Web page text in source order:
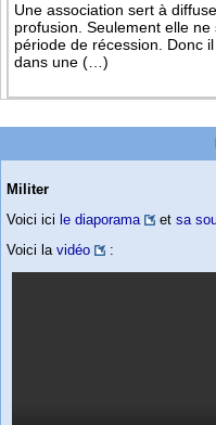
Une association sert à
profusion. Seulement elle ne
période de récession. Donc
dans une (…)
Militer
Voici ici le diaporama et sa
Voici la vidéo :